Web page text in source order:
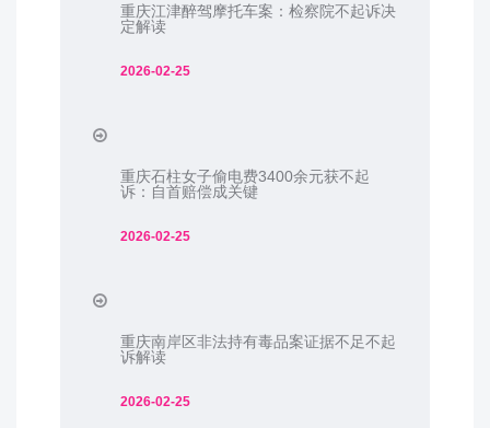
重庆江津醉驾摩托车案：检察院不起诉决
定解读
2026-02-25
重庆石柱女子偷电费3400余元获不起
诉：自首赔偿成关键
2026-02-25
重庆南岸区非法持有毒品案证据不足不起
诉解读
2026-02-25